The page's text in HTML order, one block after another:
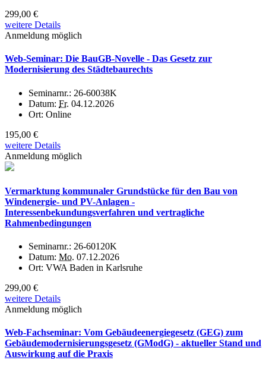
299,00 €
weitere Details
Anmeldung möglich
Web-Seminar: Die BauGB-Novelle - Das Gesetz zur
Modernisierung des Städtebaurechts
Seminarnr.: 26-60038K
Datum: Fr. 04.12.2026
Ort: Online
195,00 €
weitere Details
Anmeldung möglich
Vermarktung kommunaler Grundstücke für den Bau von
Windenergie- und PV-Anlagen -
Interessenbekundungsverfahren und vertragliche
Rahmenbedingungen
Seminarnr.: 26-60120K
Datum: Mo. 07.12.2026
Ort: VWA Baden in Karlsruhe
299,00 €
weitere Details
Anmeldung möglich
Web-Fachseminar: Vom Gebäudeenergiegesetz (GEG) zum
Gebäudemodernisierungsgesetz (GModG) - aktueller Stand und
Auswirkung auf die Praxis